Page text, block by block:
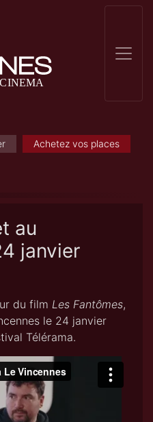
Achetez vos places
au
janvier
du film Les Fantômes,
le 24 janvier
Télérama.